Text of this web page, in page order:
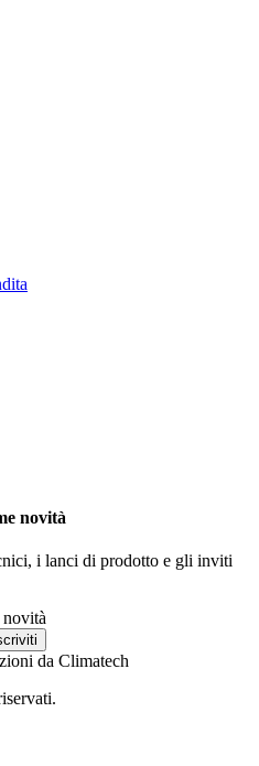
novità
i lanci di prodotto e gli inviti
da Climatech